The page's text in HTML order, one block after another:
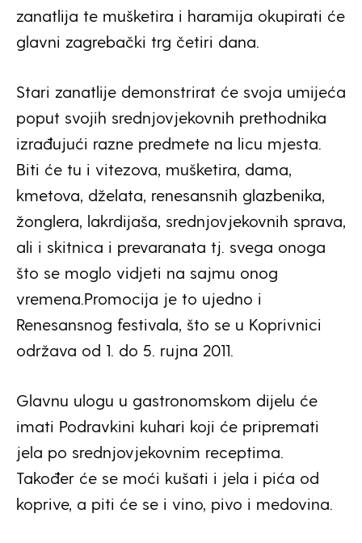
zanatlija te mušketira i haramija okupirati će
glavni zagrebački trg četiri dana.
Stari zanatlije demonstrirat će svoja umijeća
poput svojih srednjovjekovnih prethodnika
izrađujući razne predmete na licu mjesta.
Biti će tu i vitezova, mušketira, dama,
kmetova, dželata, renesansnih glazbenika,
žonglera, lakrdijaša, srednjovjekovnih sprava,
ali i skitnica i prevaranata tj. svega onoga
što se moglo vidjeti na sajmu onog
vremena.Promocija je to ujedno i
Renesansnog festivala, što se u Koprivnici
održava od 1. do 5. rujna 2011.
Glavnu ulogu u gastronomskom dijelu će
imati Podravkini kuhari koji će pripremati
jela po srednjovjekovnim receptima.
Također će se moći kušati i jela i pića od
koprive, a piti će se i vino, pivo i medovina.